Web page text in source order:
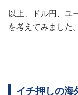
以上、ドル円、ユ
を考えてみました。
イチ押しの海